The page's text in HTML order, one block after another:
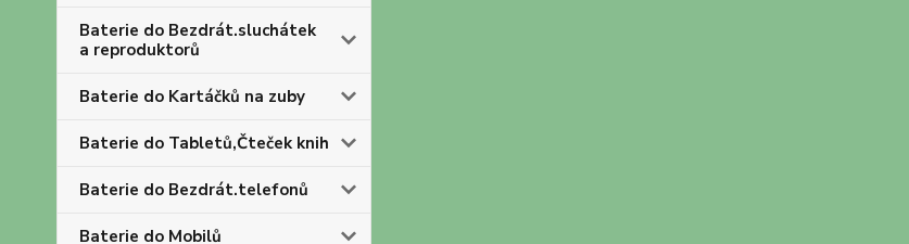
Baterie do Bezdrát.sluchátek
a reproduktorů
Baterie do Kartáčků na zuby
Baterie do Tabletů,Čteček knih
Baterie do Bezdrát.telefonů
Baterie do Mobilů